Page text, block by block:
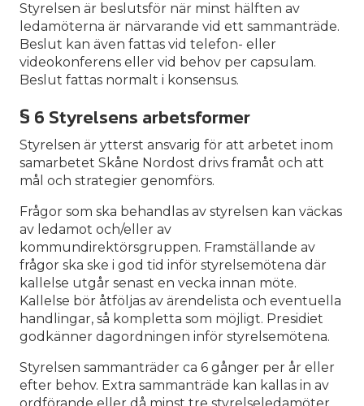
Styrelsen är beslutsför när minst hälften av
ledamöterna är närvarande vid ett sammanträde.
Beslut kan även fattas vid telefon- eller
videokonferens eller vid behov per capsulam.
Beslut fattas normalt i konsensus.
§ 6 Styrelsens arbetsformer
Styrelsen är ytterst ansvarig för att arbetet inom
samarbetet Skåne Nordost drivs framåt och att
mål och strategier genomförs.
Frågor som ska behandlas av styrelsen kan väckas
av ledamot och/eller av
kommundirektörsgruppen. Framställande av
frågor ska ske i god tid inför styrelsemötena där
kallelse utgår senast en vecka innan möte.
Kallelse bör åtföljas av ärendelista och eventuella
handlingar, så kompletta som möjligt. Presidiet
godkänner dagordningen inför styrelsemötena.
Styrelsen sammanträder ca 6 gånger per år eller
efter behov. Extra sammanträde kan kallas in av